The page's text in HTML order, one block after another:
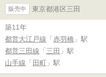
販売中 東京都港区三田
築11年
都営大江戸線 「 赤羽橋 」駅
都営三田線 「 三田 」駅
山手線 「 田町 」駅